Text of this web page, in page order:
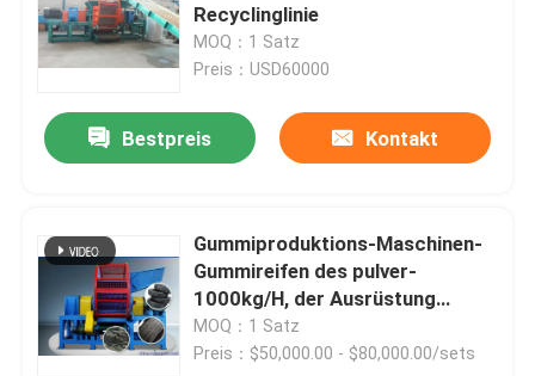
Recyclinglinie
MOQ：1 Satz
Preis：USD60000
Bestpreis Kontakt
Gummiproduktions-Maschinen-
Gummireifen des pulver-
1000kg/H, der Ausrüstung
aufbereitet
MOQ：1 Satz
Preis：$50,000.00 - $80,000.00/sets